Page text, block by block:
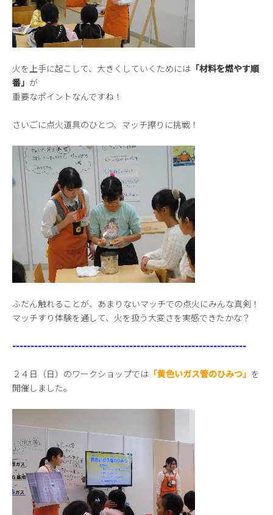
火を上手に起こして、大きくしていくためには 「材料を燃やす順
番」 が
重要なポイントなんですね！
さいごに点火道具のひとつ、マッチ擦りに挑戦！
ふだん触れることが、あまりないマッチでの点火にみんな真剣！
マッチすり体験を通して、火を扱う大変さを実感できたかな？
----------------------------------------------------------------
２４日（日）のワークショップでは 「黄色いガス管のひみつ」 を
開催しました。